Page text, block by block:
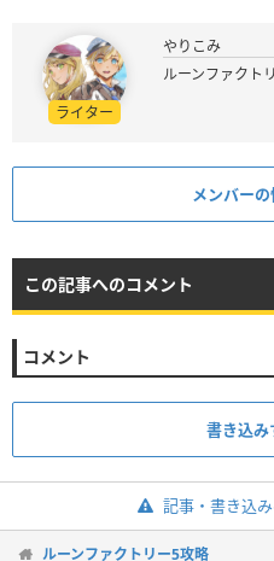
ライター
やりこみ
ルーンファクト
メンバー
この記事へのコメント
コメント
書き込み
記事・書き込
ルーンファクトリー5攻略